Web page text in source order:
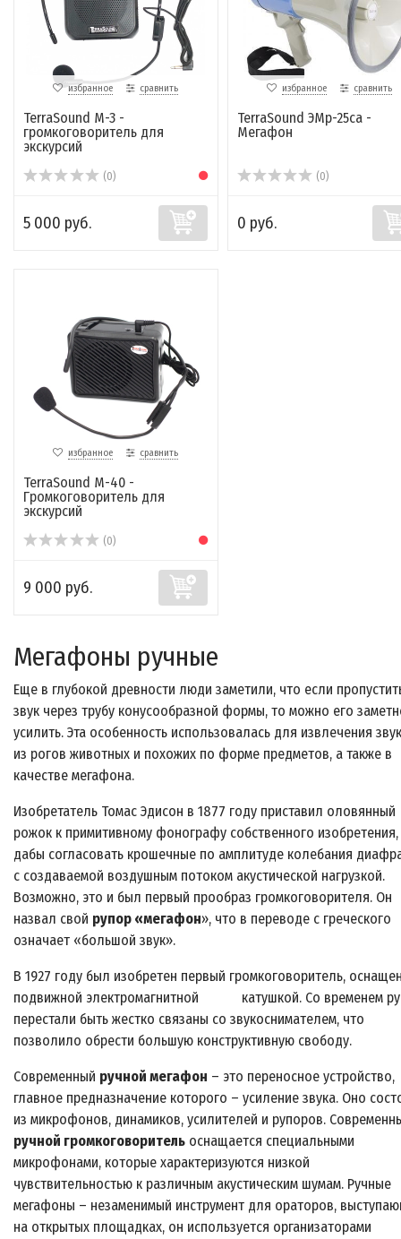
избранное сравнить
TerraSound M-3 -
громкоговоритель для
экскурсий
(0)
5 000 руб.
избранное сравнить
TerraSound ЭМр-25са -
Мегафон
(0)
0 руб.
избранное сравнить
TerraSound M-40 -
Громкоговоритель для
экскурсий
(0)
9 000 руб.
Мегафоны ручные
Еще в глубокой древности люди заметили, что если
звук через трубу конусообразной формы, то можно его
усилить. Эта особенность использовалась для извлечения
из рогов животных и похожих по форме предметов, а также в
качестве мегафона.
Изобретатель Томас Эдисон в 1877 году приставил оловянный
рожок к примитивному фонографу собственного изобретения,
дабы согласовать крошечные по амплитуде колебания
с создаваемой воздушным потоком акустической нагрузкой.
Возможно, это и был первый прообраз громкоговорителя. Он
назвал свой рупор «мегафон», что в переводе с греческого
означает «большой звук».
В 1927 году был изобретен первый громкоговоритель,
подвижной электромагнитной катушкой. Со временем
перестали быть жестко связаны со звукоснимателем, что
позволило обрести большую конструктивную свободу.
Современный ручной мегафон – это переносное устройство,
главное предназначение которого – усиление звука. Оно
из микрофонов, динамиков, усилителей и рупоров.
ручной громкоговоритель оснащается специальными
микрофонами, которые характеризуются низкой
чувствительностью к различным акустическим шумам. Ручные
мегафоны – незаменимый инструмент для ораторов,
на открытых площадках, он используется организаторами